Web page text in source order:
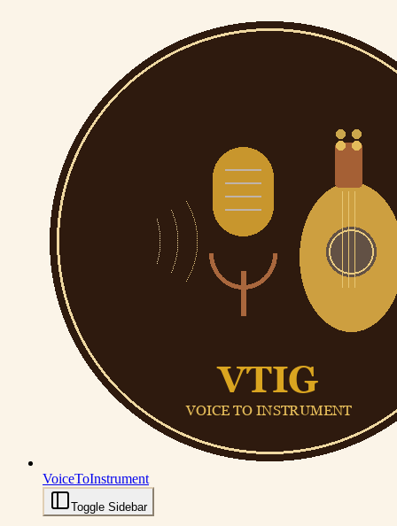
VoiceToInstrument
Toggle Sidebar